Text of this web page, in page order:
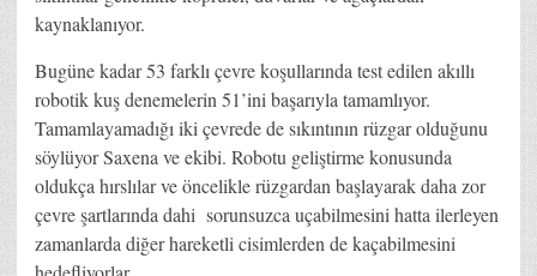
kaynaklanıyor.
Bugüne kadar 53 farklı çevre koşullarında test edilen akıllı
robotik kuş denemelerin 51’ini başarıyla tamamlıyor.
Tamamlayamadığı iki çevrede de sıkıntının rüzgar olduğunu
söylüyor Saxena ve ekibi. Robotu geliştirme konusunda
oldukça hırslılar ve öncelikle rüzgardan başlayarak daha zor
çevre şartlarında dahi sorunsuzca uçabilmesini hatta ilerleyen
zamanlarda diğer hareketli cisimlerden de kaçabilmesini